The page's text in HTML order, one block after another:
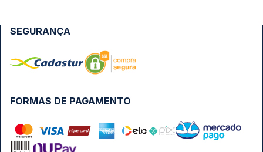
FORMAS DE PAGAMENTO
SEGURANÇA